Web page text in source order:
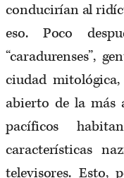
conducirían al
eso. Poco
“caradurenses”,
ciudad
abierto de la más
pacíficos
características
televisores. Esto,